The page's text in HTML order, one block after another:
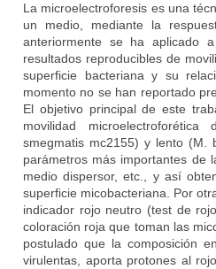
La microelectroforesis es una
un medio, mediante la
anteriormente se ha aplicado
resultados reproducibles de
superficie bacteriana y su
momento no se han reportado
El objetivo principal de este
movilidad
smegmatis mc2155) y lento (M.
parámetros más importantes de
medio dispersor, etc., y así
superficie micobacteriana. Por
indicador rojo neutro (test de
coloración roja que toman las
postulado que la composición
virulentas, aporta protones al